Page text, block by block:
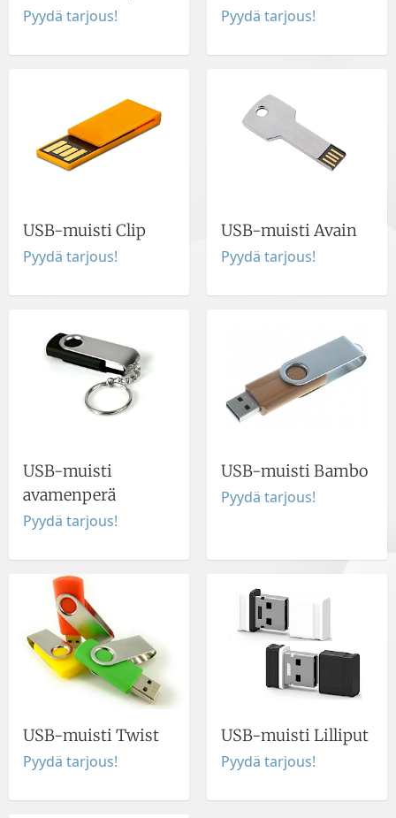
Pyydä tarjous! Pyydä tarjous!
USB-muisti Clip
Pyydä tarjous!
USB-muisti Avain
Pyydä tarjous!
USB-muisti
avamenperä
Pyydä tarjous!
USB-muisti Bambo
Pyydä tarjous!
USB-muisti Twist
Pyydä tarjous!
USB-muisti Lilliput
Pyydä tarjous!